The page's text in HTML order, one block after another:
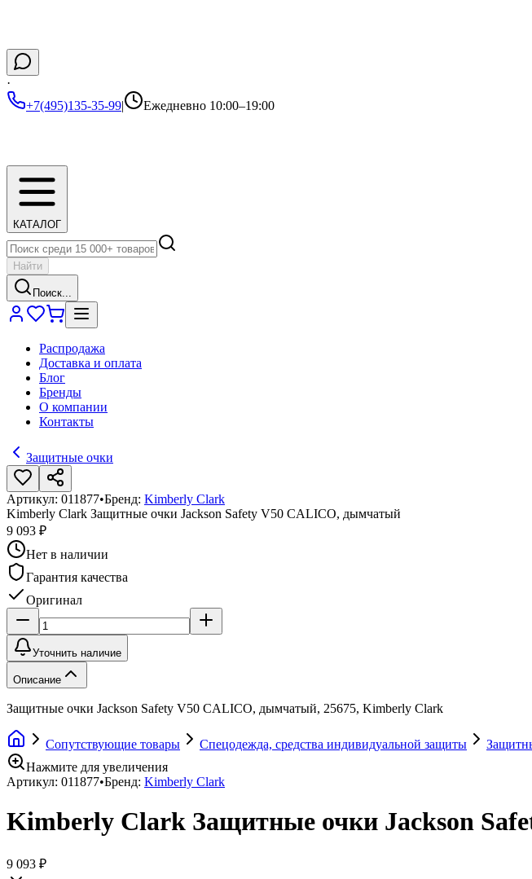
·
+7(495)135-35-99| Ежедневно 10:00–19:00
КАТАЛОГ
Найти
Поиск...
Распродажа
Доставка и оплата
Блог
Бренды
О компании
Контакты
Защитные очки
Артикул: 011877•Бренд: Kimberly Clark
Kimberly Clark Защитные очки Jackson Safety V50 CALICO, дымчатый
9 093 ₽
Нет в наличии
Гарантия качества
Оригинал
Уточнить наличие
Описание
Защитные очки Jackson Safety V50 CALICO, дымчатый, 25675, Kimberly Clark
Сопутствующие товары Спецодежда, средства индивидуальной защиты
Нажмите для увеличения
Артикул: 011877•Бренд: Kimberly Clark
Kimberly Clark Защитные очки Jackson
9 093 ₽